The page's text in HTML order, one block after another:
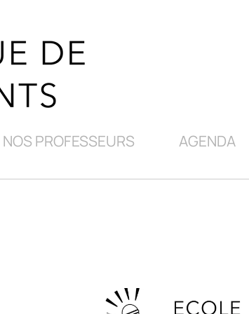
NOS PROFESSEURS AGENDA